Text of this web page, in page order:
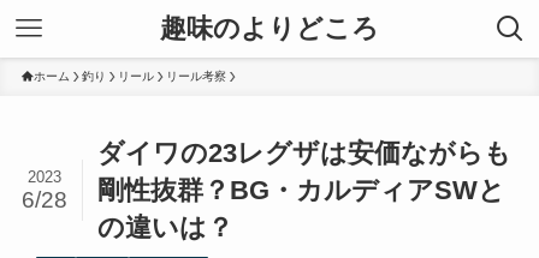
趣味のよりどころ
ホーム 釣り リール リール考察
ダイワの23レグザは安価ながらも
剛性抜群？BG・カルディアSWと
の違いは？
2023
6/28